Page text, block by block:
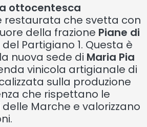
ottocentesca
che svetta con
della frazione Piane di
del Partigiano 1. Questa è
nuova sede di Maria Pia
vinicola artigianale di
sulla produzione
che rispettano le
Marche e valorizzano